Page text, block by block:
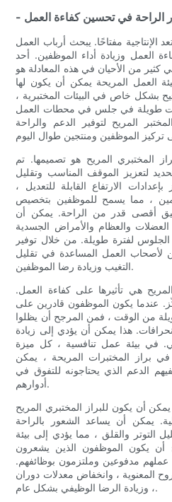
الراحة في تحسين كفاءة العمل
الإنتاجية مفتاحًا. يبحث أرباب العمل
العمل وزيادة أداء الموظفين. أحد
كثير من الأحيان في هذه المعادلة هو
العمل المريحة يمكن أن يكون لها
بشكل خاص في البيئات المختبرية ،
طويلة في جلس في محطات العمل
المريح لتوفير الدعم والراحة
المختبري المريح هو تصميمها. تم
لتعزيز الموقف المناسب وتقليل
الارتفاع القابلة للتعديل ،
، مما يسمح للموظفين بتخصيص
أقصى قدر من الراحة. يمكن أن
والعظام والأمراض الجسدية
لفترة طويلة. من خلال توفير
لأصحاب العمل المساعدة في تقليل
التغيب وزيادة رضا الموظفين.
هي تأثيرها على كفاءة العمل.
عندما يكون الموظفون قادرين على
من الوقت ، فمن المرجح أن يظلوا
هذا يمكن أن يؤدي إلى زيادة
في بيئة عمل تنافسية ، كل ميزة
براز المختبرات المريحة ، يمكن
الدعم الذي يحتاجونه للتفوق في
أدوارهم.
أن يكون للبراز المختبري المريح
يمكن أن يساعد الشعور بالراحة
التوتر والقلق ، مما يؤدي إلى بيئة
أن يكون الموظفون الذين يشعرون
عملهم مدفوعين وملتزمون بوظائفهم.
المعنوية ، وانخفاض معدلات دوران
، وزيادة الرضا الوظيفي بشكل عام.